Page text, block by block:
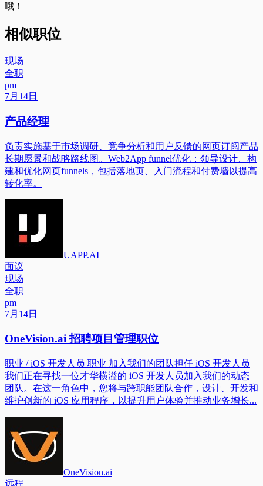
哦！
相似职位
现场
全职
pm
7月14日
产品经理
负责实施基于市场调研、竞争分析和用户反馈的网页订阅产品
长期愿景和战略路线图。Web2App funnel优化：领导设计、构
建和优化网页funnels，包括落地页、入门流程和付费墙以提高
转化率。
UAPP.AI
面议
现场
全职
pm
7月14日
OneVision.ai 招聘项目管理职位
职业 / iOS 开发人员 职业 加入我们的团队担任 iOS 开发人员
我们正在寻找一位才华横溢的 iOS 开发人员加入我们的动态
团队。在这一角色中，您将与跨职能团队合作，设计、开发和
维护创新的 iOS 应用程序，以提升用户体验并推动业务增长...
OneVision.ai
远程